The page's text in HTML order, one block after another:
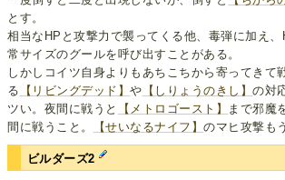
とす。
相当なHPと攻撃力で襲ってくる他、毒弾に加え
常サイズのグールを呼び出すことがある。
しかしコイツ自身よりもあちこちから寄ってきて
る
【リビングデッド】や 【しりょうのきし】の対
ツい。夜間に戦うと
【メトロゴースト】
まで邪魔
間に戦うこと。
【せいなるナイフ】のマヒ攻撃も
ビルダーズ2